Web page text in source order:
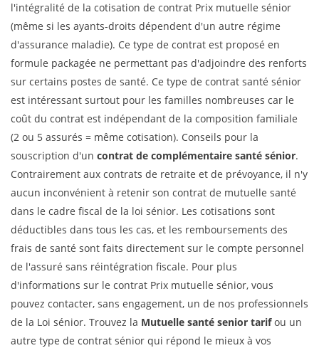
l'intégralité de la cotisation de contrat Prix mutuelle sénior
(même si les ayants-droits dépendent d'un autre régime
d'assurance maladie). Ce type de contrat est proposé en
formule packagée ne permettant pas d'adjoindre des renforts
sur certains postes de santé. Ce type de contrat santé sénior
est intéressant surtout pour les familles nombreuses car le
coût du contrat est indépendant de la composition familiale
(2 ou 5 assurés = même cotisation). Conseils pour la
souscription d'un contrat de complémentaire santé sénior.
Contrairement aux contrats de retraite et de prévoyance, il n'y
aucun inconvénient à retenir son contrat de mutuelle santé
dans le cadre fiscal de la loi sénior. Les cotisations sont
déductibles dans tous les cas, et les remboursements des
frais de santé sont faits directement sur le compte personnel
de l'assuré sans réintégration fiscale. Pour plus
d'informations sur le contrat Prix mutuelle sénior, vous
pouvez contacter, sans engagement, un de nos professionnels
de la Loi sénior. Trouvez la Mutuelle santé senior tarifou un
autre type de contrat sénior qui répond le mieux à vos